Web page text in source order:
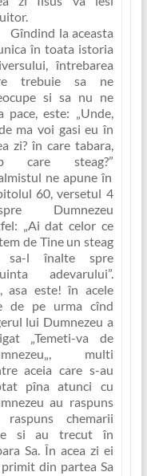
la aceasta
în toata istoria
întrebarea
trebuie sa ne
si sa nu ne
pace, este: „Unde,
ma voi gasi eu în
zi? în care tabara,
care steag?”
ne apune în
60, versetul 4
Dumnezeu
„Ai dat celor ce
de Tine un steag
sa-l înalte spre
adevarului”.
asa este! în acele
de pe urma cînd
lui Dumnezeu a
„Temeti-va de
„, multi
aceia care s-au
pîna atunci cu
au raspuns
raspuns chemarii
si au trecut în
Sa. În acea zi ei
din partea Sa